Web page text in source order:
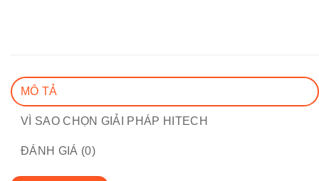
MÔ TẢ
VÌ SAO CHỌN GIẢI PHÁP HITECH
ĐÁNH GIÁ (0)